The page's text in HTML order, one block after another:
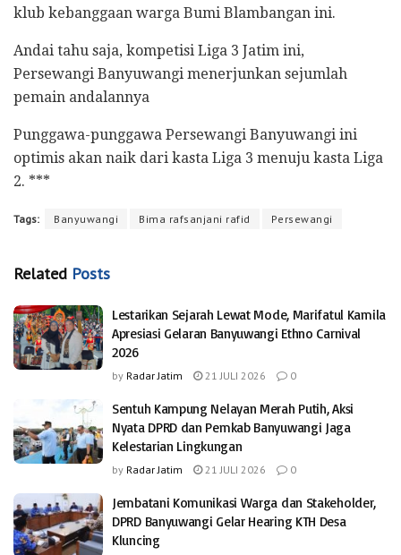
klub kebanggaan warga Bumi Blambangan ini.
Andai tahu saja, kompetisi Liga 3 Jatim ini,
Persewangi Banyuwangi menerjunkan sejumlah
pemain andalannya
Punggawa-punggawa Persewangi Banyuwangi ini
optimis akan naik dari kasta Liga 3 menuju kasta Liga
2. ***
Tags: Banyuwangi Bima rafsanjani rafid Persewangi
Related Posts
Lestarikan Sejarah Lewat Mode, Marifatul Kamila
Apresiasi Gelaran Banyuwangi Ethno Carnival
2026
by Radar Jatim 21 JULI 2026 0
Sentuh Kampung Nelayan Merah Putih, Aksi
Nyata DPRD dan Pemkab Banyuwangi Jaga
Kelestarian Lingkungan
by Radar Jatim 21 JULI 2026 0
Jembatani Komunikasi Warga dan Stakeholder,
DPRD Banyuwangi Gelar Hearing KTH Desa
Kluncing